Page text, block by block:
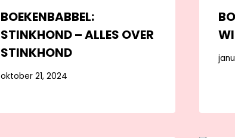
BOEKENBABBEL:
STINKHOND – ALLES OVER
STINKHOND
oktober 21, 2024